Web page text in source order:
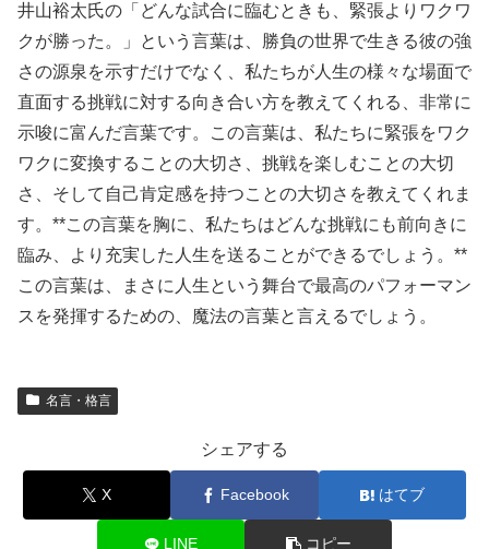
井山裕太氏の「どんな試合に臨むときも、緊張よりワクワ
クが勝った。」という言葉は、勝負の世界で生きる彼の強
さの源泉を示すだけでなく、私たちが人生の様々な場面で
直面する挑戦に対する向き合い方を教えてくれる、非常に
示唆に富んだ言葉です。この言葉は、私たちに緊張をワク
ワクに変換することの大切さ、挑戦を楽しむことの大切
さ、そして自己肯定感を持つことの大切さを教えてくれま
す。**この言葉を胸に、私たちはどんな挑戦にも前向きに
臨み、より充実した人生を送ることができるでしょう。**
この言葉は、まさに人生という舞台で最高のパフォーマン
スを発揮するための、魔法の言葉と言えるでしょう。
名言・格言
シェアする
X Facebook はてブ
LINE コピー